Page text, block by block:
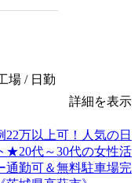
場 / 日勤
詳細を表示